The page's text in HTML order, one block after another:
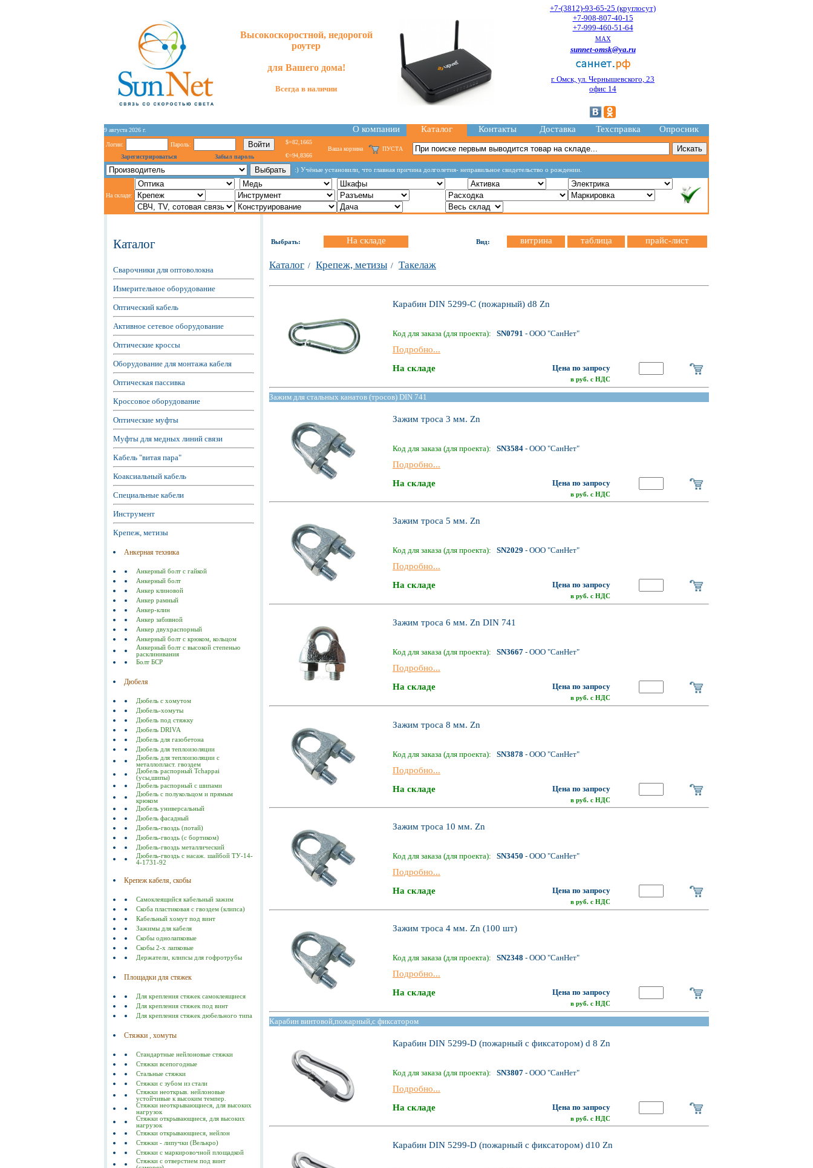
Высокоскоростной, недорогой
роутер
для Вашегодома!
Всегда в наличии
+7-(3812)-93-65-25 (круглосут)
+7-908-807-40-15
+7-999-460-51-64
MAX
sunnet-omsk@ya.ru
г. Омск, ул. Чернышевского, 23
офис 14
9 августа 2026 г. О компании Каталог Контакты Доставка Техсправка Опросник
Логин:
Пароль:
Зарегистрироваться
Забыл пароль
$=82,1665
€=94,8366
Ваша корзина ПУСТА
:) Учёные установили, что главная причина долголетия- неправильное свидетельство о рождении.
На складе:
Каталог
Сварочники для оптоволокна
Измерительное оборудование
Оптический кабель
Активное сетевое оборудование
Оптические кроссы
Оборудование для монтажа кабеля
Оптическая пассивка
Кроссовое оборудование
Оптические муфты
Муфты для медных линий связи
Кабель "витая пара"
Коаксиальный кабель
Специальные кабели
Инструмент
Крепеж, метизы
Анкерная техника
Анкерный болт с гайкой
Анкерный болт
Анкер клиновой
Анкер рамный
Анкер-клин
Анкер забивной
Анкер двухраспорный
Анкерный болт с крюком, кольцом
Анкерный болт с высокой степенью
расклинивания
Болт БСР
Дюбеля
Дюбель с хомутом
Дюбель-хомуты
Дюбель под стяжку
Дюбель DRIVA
Дюбель для газобетона
Дюбель для теплоизоляции
Дюбель для теплоизоляции с
металлопласт. гвоздем
Дюбель распорный Tchappai
(усы,шипы)
Дюбель распорный с шипами
Дюбель с полукольцом и прямым
крюком
Дюбель универсальный
Дюбель фасадный
Дюбель-гвоздь (потай)
Дюбель-гвоздь (с бортиком)
Дюбель-гвоздь металлический
Дюбель-гвоздь с насаж. шайбой ТУ-14-
4-1731-92
Крепеж кабеля, скобы
Самоклеящийся кабельный зажим
Скоба пластиковая с гвоздем (клипса)
Кабельный хомут под винт
Зажимы для кабеля
Скобы однолапковые
Скобы 2-х лапковые
Держатели, клипсы для гофротрубы
Площадки для стяжек
Для крепления стяжек самоклеящиеся
Для крепления стяжек под винт
Для крепления стяжек дюбельного типа
Стяжки , хомуты
Стандартные нейлоновые стяжки
Стяжки всепогодные
Стальные стяжки
Cтяжки с зубом из стали
Стяжки неоткрыв. нейлоновые
устойчивые к высоким темпер.
Стяжки неоткрывающиеся, для высоких
нагрузок
Стяжки открывающиеся, для высоких
нагрузок
Стяжки открывающиеся, нейлон
Стяжки - липучки (Велькро)
Стяжки с маркировочной площадкой
Стяжки с отверстием под винт
Выбрать: На складе Вид: витрина таблица прайс-лист
Каталог / Крепеж, метизы / Такелаж
Карабин DIN 5299-С (пожарный) d8 Zn
Код для заказа (для проекта): SN0791 - ООО "СанНет"
Подробно...
На складе
Цена по запросу
в руб. с НДС
Зажим для стальных канатов (тросов) DIN 741
Зажим троса 3 мм. Zn
Код для заказа (для проекта): SN3584 - ООО "СанНет"
Подробно...
На складе
Цена по запросу
в руб. с НДС
Зажим троса 5 мм. Zn
Код для заказа (для проекта): SN2029 - ООО "СанНет"
Подробно...
На складе
Цена по запросу
в руб. с НДС
Зажим троса 6 мм. Zn DIN 741
Код для заказа (для проекта): SN3667 - ООО "СанНет"
Подробно...
На складе
Цена по запросу
в руб. с НДС
Зажим троса 8 мм. Zn
Код для заказа (для проекта): SN3878 - ООО "СанНет"
Подробно...
На складе
Цена по запросу
в руб. с НДС
Зажим троса 10 мм. Zn
Код для заказа (для проекта): SN3450 - ООО "СанНет"
Подробно...
На складе
Цена по запросу
в руб. с НДС
Зажим троса 4 мм. Zn (100 шт)
Код для заказа (для проекта): SN2348 - ООО "СанНет"
Подробно...
На складе
Цена по запросу
в руб. с НДС
Карабин винтовой,пожарный,с фиксатором
Карабин DIN 5299-D (пожарный c фиксатором) d 8 Zn
Код для заказа (для проекта): SN3807 - ООО "СанНет"
Подробно...
На складе
Цена по запросу
в руб. с НДС
Карабин DIN 5299-D (пожарный c фиксатором) d10 Zn